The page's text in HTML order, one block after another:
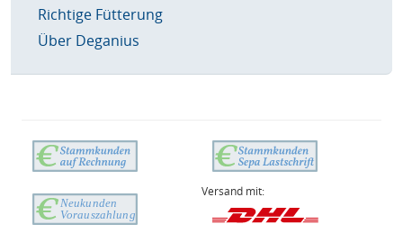
Richtige Fütterung
Über Deganius
Versand mit: